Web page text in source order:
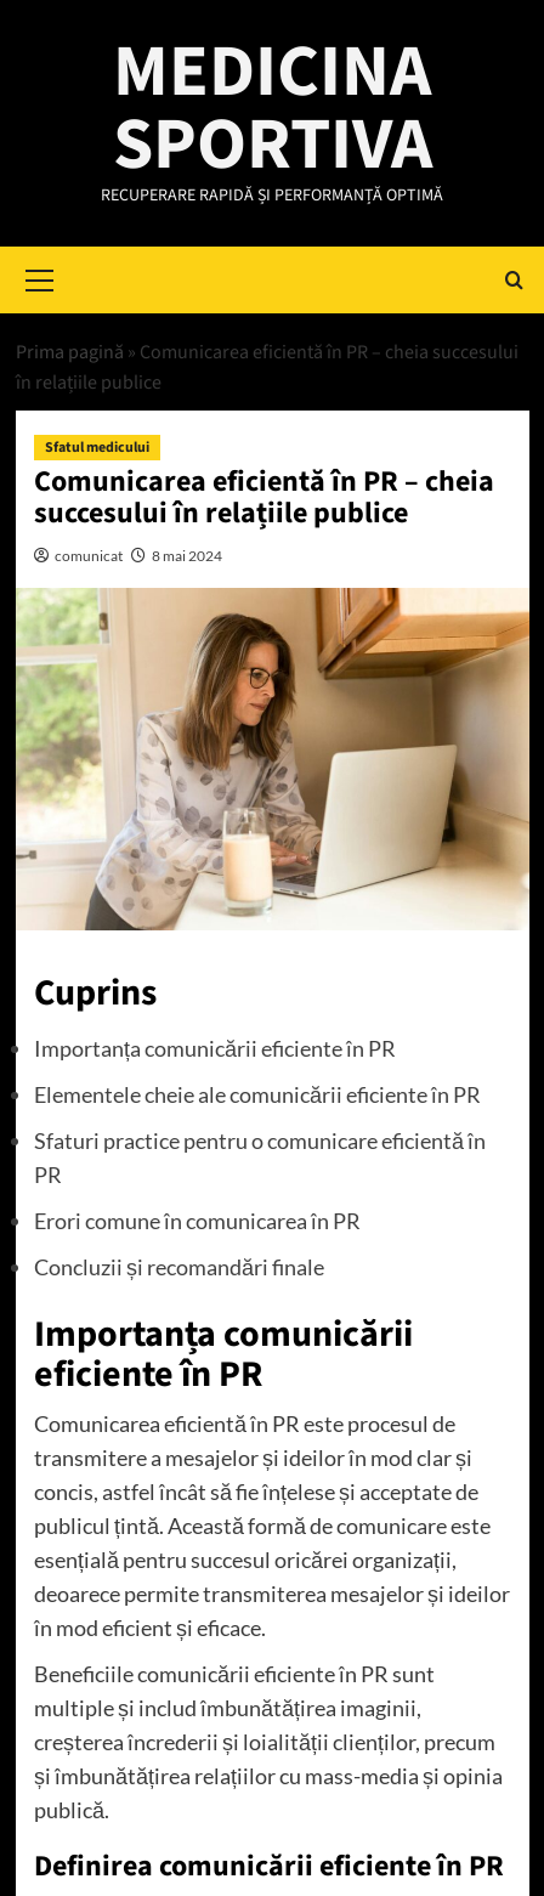
MEDICINA
SPORTIVA
RECUPERARE RAPIDĂ ȘI PERFORMANȚĂ OPTIMĂ
Menu
Prima pagină » Comunicarea eficientă în PR – cheia succesului
în relațiile publice
Sfatul medicului
Comunicarea eficientă în PR – cheia
succesului în relațiile publice
comunicat 8 mai 2024
Cuprins
Importanța comunicării eficiente în PR
Elementele cheie ale comunicării eficiente în PR
Sfaturi practice pentru o comunicare eficientă în
PR
Erori comune în comunicarea în PR
Concluzii și recomandări finale
Importanța comunicării
eficiente în PR
Comunicarea eficientă în PR este procesul de
transmitere a mesajelor și ideilor în mod clar și
concis, astfel încât să fie înțelese și acceptate de
publicul țintă. Această formă de comunicare este
esențială pentru succesul oricărei organizații,
deoarece permite transmiterea mesajelor și ideilor
în mod eficient și eficace.
Beneficiile comunicării eficiente în PR sunt
multiple și includ îmbunătățirea imaginii,
creșterea încrederii și loialității clienților, precum
și îmbunătățirea relațiilor cu mass-media și opinia
publică.
Definirea comunicării eficiente în PR